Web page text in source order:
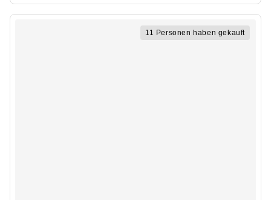
11 Personen haben gekauft